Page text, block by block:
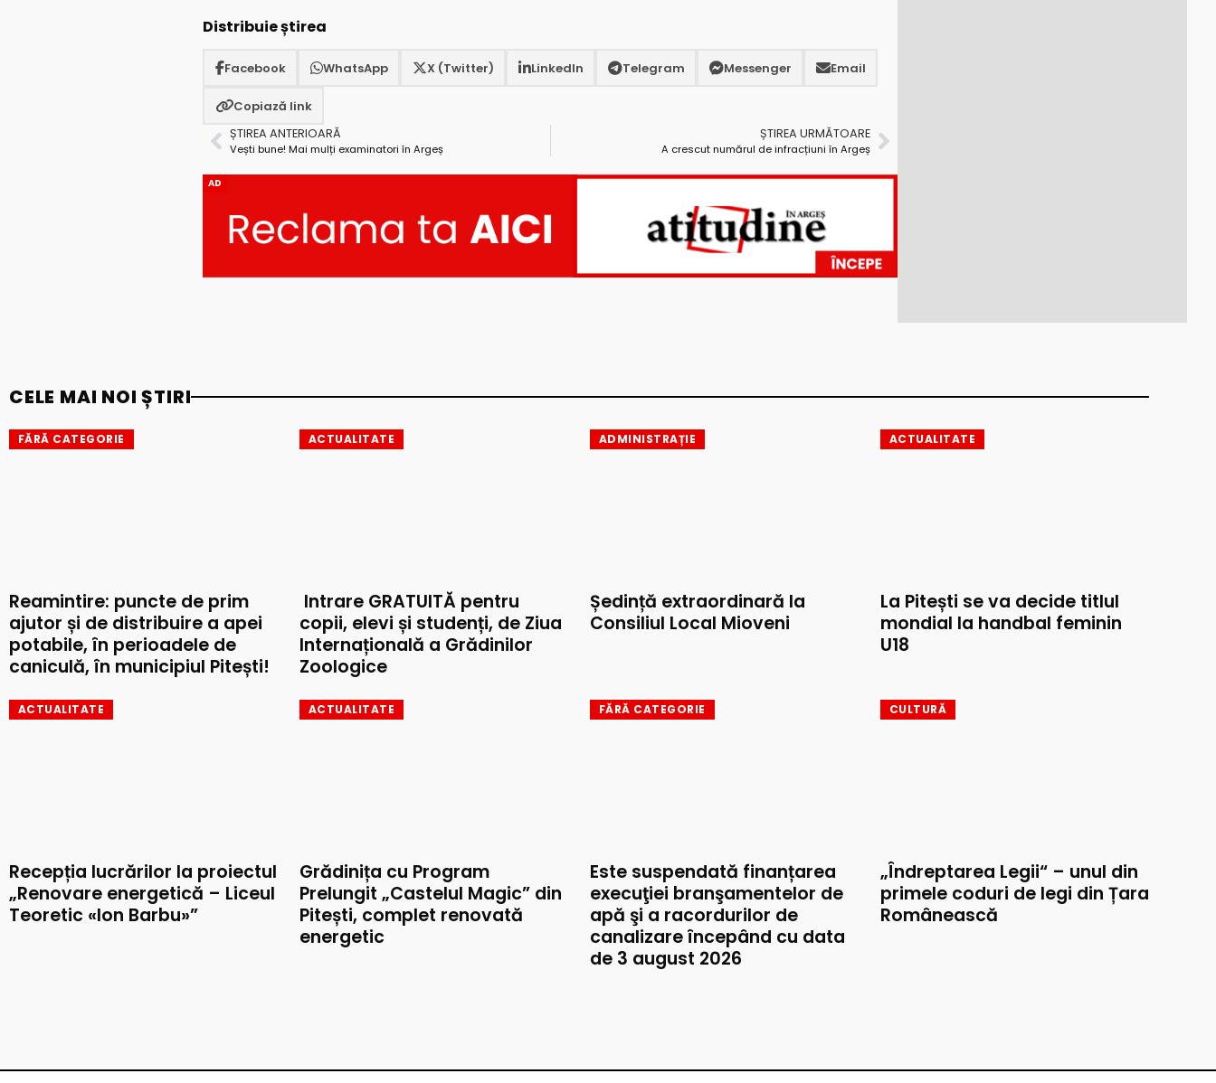
Distribuie știrea
Facebook WhatsApp X (Twitter) LinkedIn Telegram Messenger Email
Copiază link
ȘTIREA ANTERIOARĂ
Vești bune! Mai mulți examinatori în Argeș
ȘTIREA URMĂTOARE
A crescut numărul de infracțiuni în Argeș
AD
CELE MAI NOI ȘTIRI
FĂRĂ CATEGORIE
Reamintire: puncte de prim
ajutor și de distribuire a apei
potabile, în perioadele de
caniculă, în municipiul Pitești!
ACTUALITATE
Intrare GRATUITĂ pentru
copii, elevi și studenți, de Ziua
Internațională a Grădinilor
Zoologice
ADMINISTRAȚIE
Ședință extraordinară la
Consiliul Local Mioveni
ACTUALITATE
La Pitești se va decide titlul
mondial la handbal feminin
U18
ACTUALITATE
Recepția lucrărilor la proiectul
„Renovare energetică – Liceul
Teoretic «Ion Barbu»”
ACTUALITATE
Grădinița cu Program
Prelungit „Castelul Magic” din
Pitești, complet renovată
energetic
FĂRĂ CATEGORIE
Este suspendată finanțarea
execuţiei branşamentelor de
apă şi a racordurilor de
canalizare începând cu data
de 3 august 2026
CULTURĂ
„Îndreptarea Legii“ – unul din
primele coduri de legi din Țara
Românească